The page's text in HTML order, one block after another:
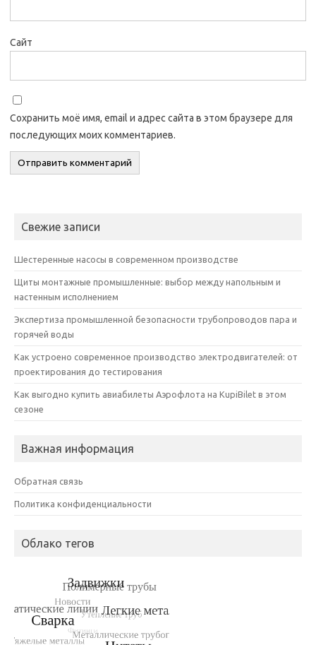
Сайт
Сохранить моё имя, email и адрес сайта в этом браузере для
последующих моих комментариев.
Свежие записи
Шестеренные насосы в современном производстве
Щиты монтажные промышленные: выбор между напольным и
настенным исполнением
Экспертиза промышленной безопасности трубопроводов пара и
горячей воды
Как устроено современное производство электродвигателей: от
проектирования до тестирования
Как выгодно купить авиабилеты Аэрофлота на KupiBilet в этом
сезоне
Важная информация
Обратная связь
Политика конфиденциальности
Облако тегов